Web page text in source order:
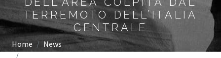
TERREMOTO DELL’ITALIA
CENTRALE
Home
News